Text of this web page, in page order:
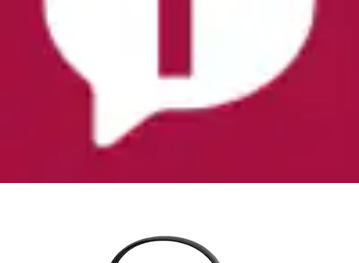
Babyschale »Cybex Gold, Cloud G3 i-Size« ohne
Aktueller Preis229,95 €